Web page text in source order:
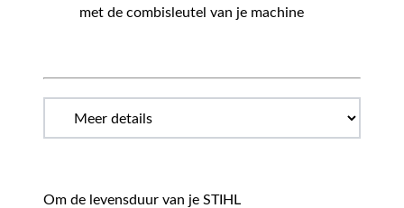
met de combisleutel van je machine
Om de levensduur van je STIHL